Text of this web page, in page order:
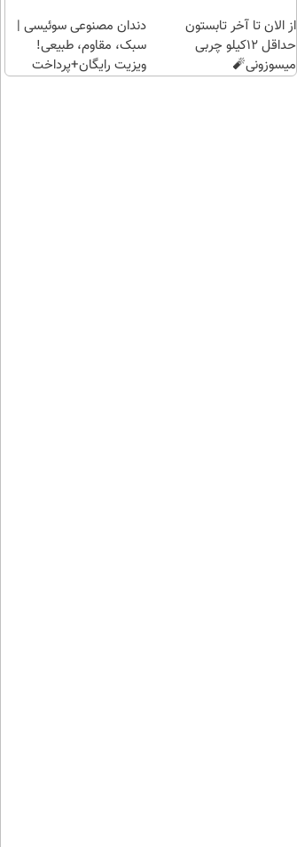
از الان تا آخر تابستون
حداقل 12کیلو چربی
میسوزونی🧨
دندان مصنوعی سوئیسی |
سبک، مقاوم، طبیعی!
ویزیت رایگان+پرداخت